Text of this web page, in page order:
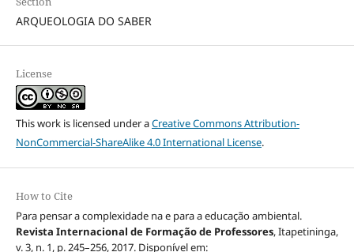
ARQUEOLOGIA DO SABER
License
This work is licensed under aCreative Commons Attribution-
NonCommercial-ShareAlike 4.0 International License.
How to Cite
Para pensar a complexidade na e para a educação ambiental.
Revista Internacional de Formação de Professores, Itapetininga,
v. 3, n. 1, p. 245–256, 2017. Disponível em: